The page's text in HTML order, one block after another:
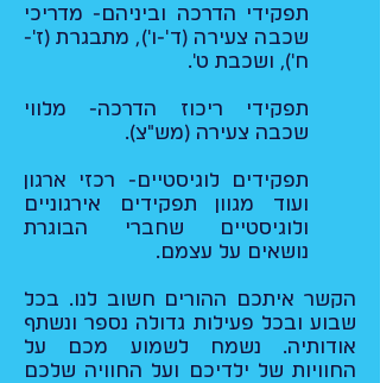
תפקידי הדרכה וביניהם- מדריכי
שכבה צעירה (ד'-ו'), מתבגרת (ז'-
ח'), ושכבת ט'.
תפקידי ריכוז הדרכה- מלווי
שכבה צעירה (מש"צ).
תפקידים לוגיסטיים- רכזי ארגון
ועוד מגוון תפקידים אירגוניים
ולוגיסטיים שחברי הבוגרת
נושאים על עצמם.
הקשר איתכם ההורים חשוב לנו. בכל
שבוע ובכל פעילות גדולה נספר ונשתף
אודותיה. נשמח לשמוע מכם על
החוויות של ילדיכם ועל החוויה שלכם